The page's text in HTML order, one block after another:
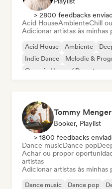
> 2800 feedbacks
Acid HouseAmbienteChill
Adicionar artistas às
Acid House Ambiente
Indie Dance
Melodic &
Organic House / Downtempo
Tommy Menger
Booker, Playlist
> 1800 feedbacks
Dance musicDance pop
Achar ou propor
artistas
Adicionar artistas às
Dance music Dance pop